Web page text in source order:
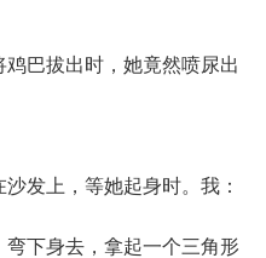
巴拔出时，她竟然喷尿出
发上，等她起身时。我：
下身去，拿起一个三角形